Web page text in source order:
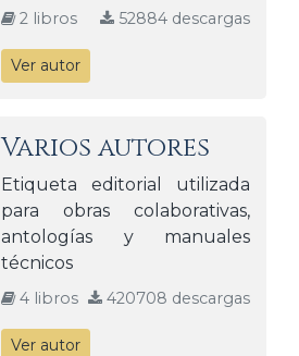
2 libros 52884 descargas
Ver autor
Varios autores
Etiqueta editorial utilizada
para obras colaborativas,
antologías y manuales
técnicos
4 libros 420708 descargas
Ver autor